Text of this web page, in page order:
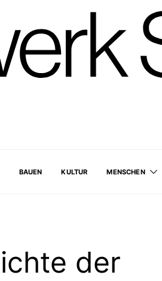
BAUEN KULTUR MENSCHEN
der